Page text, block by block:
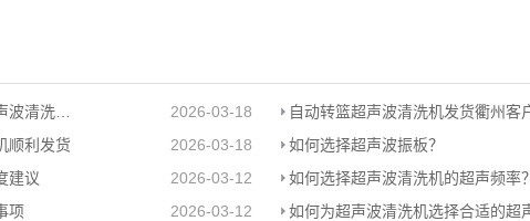
2026-03-18
顺利发货
2026-03-18 如何选择超声波振板？
建议
2026-03-12 如何选择超声波清洗机的超声频率？
项
2026-03-12